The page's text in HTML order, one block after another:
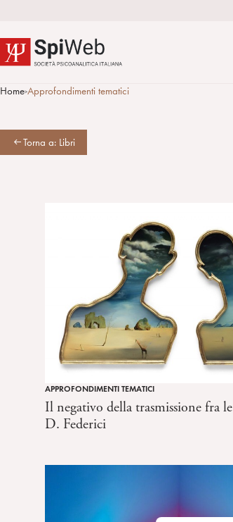
Home>Approfondimenti tematici
Torna a: Libri
APPROFONDIMENTI TEMATICI
Il negativo della trasmissione fra
D. Federici